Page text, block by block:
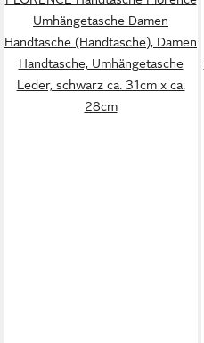
Umhängetasche Damen
Handtasche (Handtasche), Damen
Handtasche, Umhängetasche
Leder, schwarz ca. 31cm x ca.
28cm